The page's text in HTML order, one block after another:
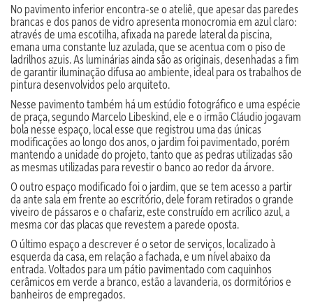
No pavimento inferior encontra-se o ateliê, que apesar das paredes
brancas e dos panos de vidro apresenta monocromia em azul claro:
através de uma escotilha, afixada na parede lateral da piscina,
emana uma constante luz azulada, que se acentua com o piso de
ladrilhos azuis. As luminárias ainda são as originais, desenhadas a fim
de garantir iluminação difusa ao ambiente, ideal para os trabalhos de
pintura desenvolvidos pelo arquiteto.
Nesse pavimento também há um estúdio fotográfico e uma espécie
de praça, segundo Marcelo Libeskind, ele e o irmão Cláudio jogavam
bola nesse espaço, local esse que registrou uma das únicas
modificações ao longo dos anos, o jardim foi pavimentado, porém
mantendo a unidade do projeto, tanto que as pedras utilizadas são
as mesmas utilizadas para revestir o banco ao redor da árvore.
O outro espaço modificado foi o jardim, que se tem acesso a partir
da ante sala em frente ao escritório, dele foram retirados o grande
viveiro de pássaros e o chafariz, este construído em acrílico azul, a
mesma cor das placas que revestem a parede oposta.
O último espaço a descrever é o setor de serviços, localizado à
esquerda da casa, em relação a fachada, e um nível abaixo da
entrada. Voltados para um pátio pavimentado com caquinhos
cerâmicos em verde a branco, estão a lavanderia, os dormitórios e
banheiros de empregados.